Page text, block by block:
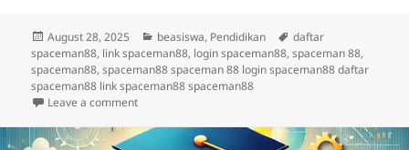
Posted
on
August 28, 2025 Categories
beasiswa, Pendidikan Tags
daftar
spaceman88, link spaceman88, login spaceman88,spaceman 88,
spaceman88,spaceman88 spaceman 88 login spaceman88 daftar
spaceman88 link spaceman88 spaceman88
Leave a commenton Panduan Lengkap Beasiswa Terbaik untuk